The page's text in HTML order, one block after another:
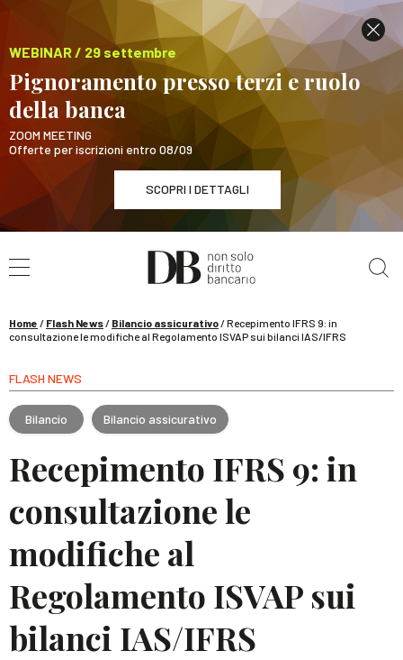
WEBINAR / 29 settembre
Pignoramento presso terzi e ruolo
della banca
ZOOM MEETING
Offerte per iscrizioni entro 08/09
SCOPRI I DETTAGLI
WEBINAR / 29 settembre
Pignoramento presso terzi e ruolo della banca
Home / Flash News/ Bilancio assicurativo/Recepimento IFRS 9: in
consultazione le modifiche al Regolamento ISVAP sui bilanci IAS/IFRS
FLASH NEWS
Bilancio Bilancio assicurativo
Recepimento IFRS 9: in
consultazione le
modifiche al
Regolamento ISVAP sui
bilanci IAS/IFRS